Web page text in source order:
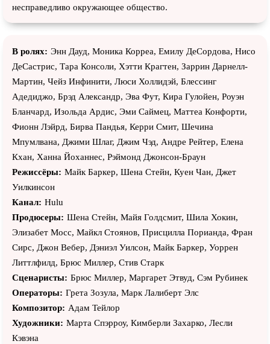
несправедливо окружающее общество.
В ролях: Энн Дауд, Моника Корреа, Емилy ДеCордова, Ниcо
ДеCастрис, Тара Консоли, Хэтти Крагтен, Заррин Дарнелл-
Мартин, Чейз Инфинити, Люси Холлидэй, Блессинг
Адедиджо, Брэд Александр, Эва Фут, Кира Гулойен, Роуэн
Бланчард, Изольда Ардис, Эми Саймец, Маттеа Конфорти,
Фионн Лэйрд, Бирва Пандья, Керри Смит, Шечина
Мпумлвана, Джими Шлаг, Джим Чэд, Андре Рейтер, Елена
Кхан, Ханна Йоханнес, Рэймонд Джонсон-Браун
Режиссёры: Майк Баркер, Шена Стейн, Куен Чан, Джет
Уилкинсон
Канал: Hulu
Продюсеры: Шена Стейн, Майя Голдсмит, Шила Хокин,
Элизабет Мосс, Майкл Стоянов, Присцилла Порианда, Фран
Сирс, Джон Вебер, Дэниэл Уилсон, Майк Баркер, Уоррен
Литтлфилд, Брюс Миллер, Стив Старк
Сценаристы: Брюс Миллер, Маргарет Этвуд, Сэм Рубинек
Операторы: Грета Зозула, Марк Лалиберт Элс
Композитор: Адам Тейлор
Художники: Марта Спэрроу, Кимберли Захарко, Лесли
Кэвэна